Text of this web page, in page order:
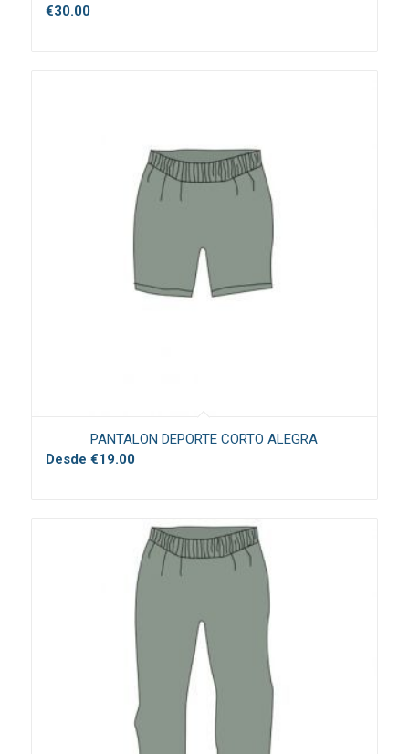
€30.00
PANTALON DEPORTE CORTO ALEGRA
Desde €19.00